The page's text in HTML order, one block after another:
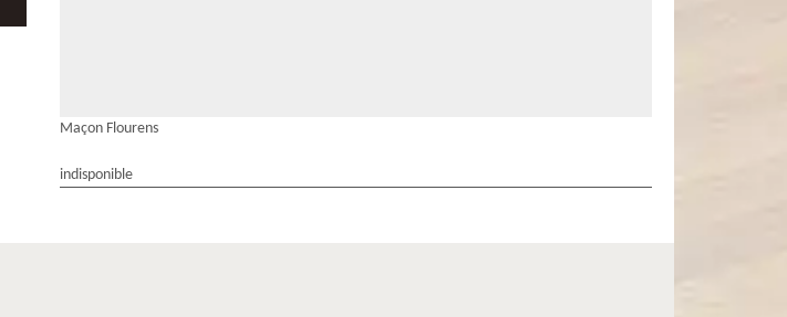
Maçon Flourens
indisponible